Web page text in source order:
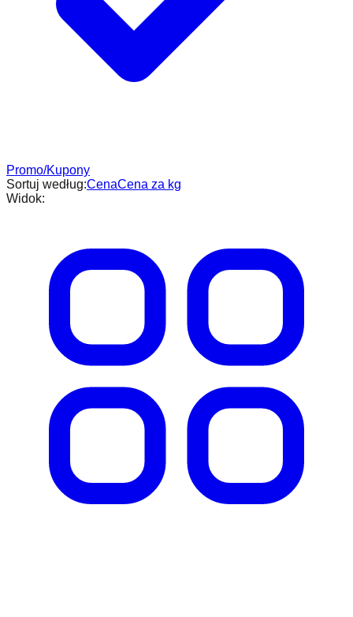
Promo/Kupony
Sortuj według:CenaCena za kg
Widok: